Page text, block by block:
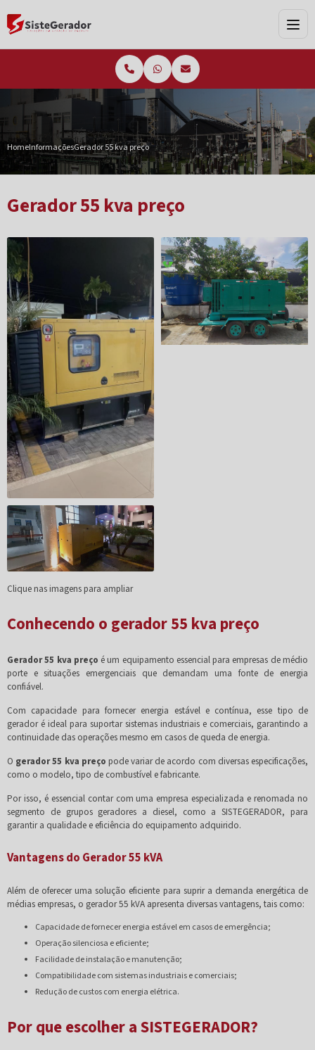
HomeInformaçõesGerador 55 kva preço
Gerador 55 kva preço
Clique nas imagens para ampliar
Conhecendo o gerador 55 kva preço
Gerador 55 kva preço é um equipamento essencial para empresas de médio
porte e situações emergenciais que demandam uma fonte de energia
confiável.
Com capacidade para fornecer energia estável e contínua, esse tipo de
gerador é ideal para suportar sistemas industriais e comerciais, garantindo a
continuidade das operações mesmo em casos de queda de energia.
O gerador 55 kva preço pode variar de acordo com diversas especificações,
como o modelo, tipo de combustível e fabricante.
Por isso, é essencial contar com uma empresa especializada e renomada no
segmento de grupos geradores a diesel, como a SISTEGERADOR, para
garantir a qualidade e eficiência do equipamento adquirido.
Vantagens do Gerador 55 kVA
Além de oferecer uma solução eficiente para suprir a demanda energética de
médias empresas, o gerador 55 kVA apresenta diversas vantagens, tais como:
Capacidade de fornecer energia estável em casos de emergência;
Operação silenciosa e eficiente;
Facilidade de instalação e manutenção;
Compatibilidade com sistemas industriais e comerciais;
Redução de custos com energia elétrica.
Por que escolher a SISTEGERADOR?